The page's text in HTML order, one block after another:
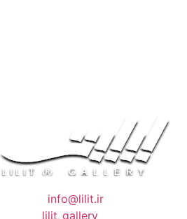
info@lilit.ir
lilit_gallery